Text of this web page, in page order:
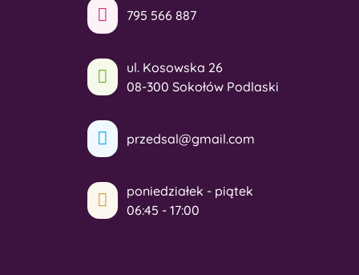
795 566 887
ul. Kosowska 26
08-300 Sokołów Podlaski
przedsal@gmail.com
poniedziałek - piątek
06:45 - 17:00